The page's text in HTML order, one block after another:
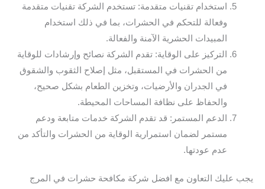
استخدام تقنيات متقدمة: تستخدم الشركة تقنيات متقدمة
وفعالة للتحكم في الحشرات، بما في ذلك استخدام
المبيدات الحشرية الآمنة والفعالة.
التركيز على الوقاية: تقدم الشركة نصائح وإرشادات للوقاية
من الحشرات في المستقبل، مثل إصلاح الثقوب والشقوق
في الجدران والأرضيات، وتخزين الطعام بشكل صحيح،
والحفاظ على نظافة المساحات المحيطة.
الدعم المستمر: قد تقدم الشركة خدمات متابعة ودعم
مستمر لضمان استمرارية الوقاية من الحشرات والتأكد من
عدم عودتها.
يجب عليك التعاون مع افضل شركة مكافحة حشرات في المرج